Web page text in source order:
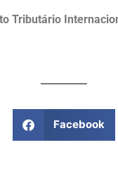
Tributário
Facebook